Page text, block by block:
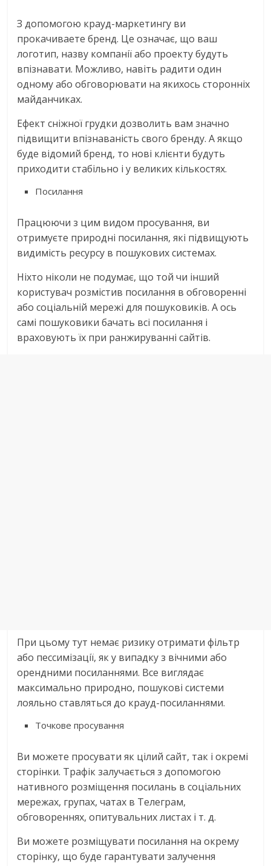
З допомогою крауд-маркетингу ви
прокачиваете бренд. Це означає, що ваш
логотип, назву компанії або проекту будуть
впізнавати. Можливо, навіть радити один
одному або обговорювати на якихось сторонніх
майданчиках.
Ефект сніжної грудки дозволить вам значно
підвищити впізнаваність свого бренду. А якщо
буде відомий бренд, то нові клієнти будуть
приходити стабільно і у великих кількостях.
Посилання
Працюючи з цим видом просування, ви
отримуєте природні посилання, які підвищують
видимість ресурсу в пошукових системах.
Ніхто ніколи не подумає, що той чи інший
користувач розмістив посилання в обговоренні
або соціальній мережі для пошуковиків. А ось
самі пошуковики бачать всі посилання і
враховують їх при ранжируванні сайтів.
При цьому тут немає ризику отримати фільтр
або пессимізації, як у випадку з вічними або
орендними посиланнями. Все виглядає
максимально природно, пошукові системи
лояльно ставляться до крауд-посиланнями.
Точкове просування
Ви можете просувати як цілий сайт, так і окремі
сторінки. Трафік залучається з допомогою
нативного розміщення посилань в соціальних
мережах, групах, чатах в Телеграм,
обговореннях, опитувальних листах і т. д.
Ви можете розміщувати посилання на окрему
сторінку, що буде гарантувати залучення